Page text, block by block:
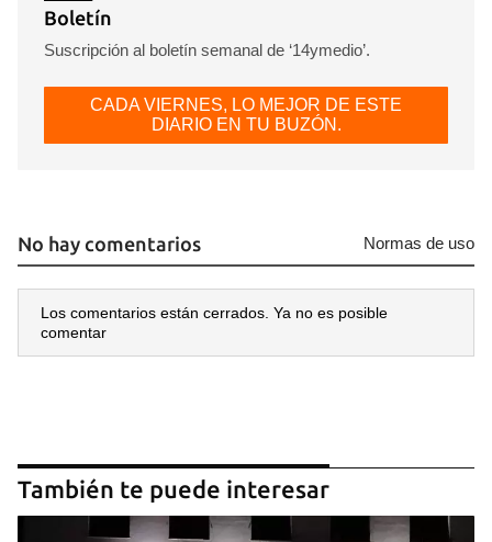
Boletín
Suscripción al boletín semanal de ‘14ymedio’.
CADA VIERNES, LO MEJOR DE ESTE
DIARIO EN TU BUZÓN.
No hay comentarios Normas de uso
Los comentarios están cerrados. Ya no es posible
comentar
También te puede interesar